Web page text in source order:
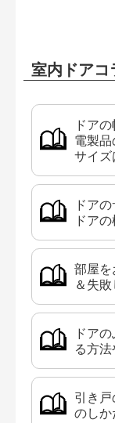
室内ドアコ
ドア
電製
サイズ
ドア
ドア
部屋
＆失
ドア
る方
引き
のしか